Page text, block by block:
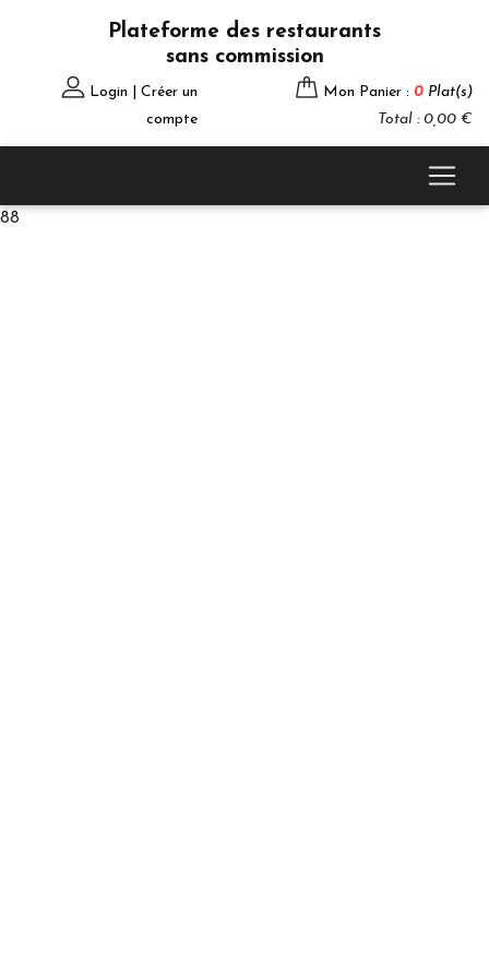
Plateforme des restaurants
sans commission
Login | Créer un
compte
Mon Panier : 0 Plat(s)
Total : 0,00 €
88